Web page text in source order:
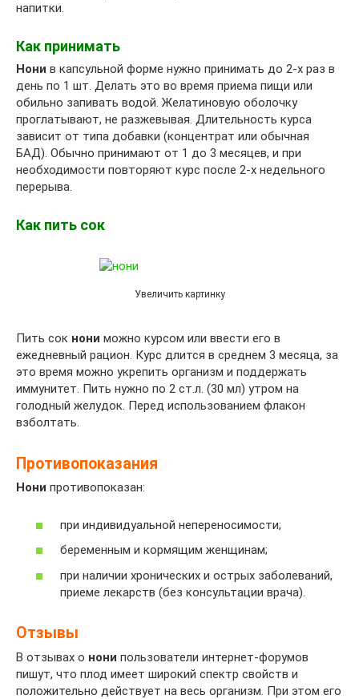
напитки.
Как принимать
Нони в капсульной форме нужно принимать до 2-х раз в
день по 1 шт. Делать это во время приема пищи или
обильно запивать водой. Желатиновую оболочку
проглатывают, не разжевывая. Длительность курса
зависит от типа добавки (концентрат или обычная
БАД). Обычно принимают от 1 до 3 месяцев, и при
необходимости повторяют курс после 2-х недельного
перерыва.
Как пить сок
Увеличить картинку
Пить сок нони можно курсом или ввести его в
ежедневный рацион. Курс длится в среднем 3 месяца, за
это время можно укрепить организм и поддержать
иммунитет. Пить нужно по 2 ст.л. (30 мл) утром на
голодный желудок. Перед использованием флакон
взболтать.
Противопоказания
Нони противопоказан:
при индивидуальной непереносимости;
беременным и кормящим женщинам;
при наличии хронических и острых заболеваний,
приеме лекарств (без консультации врача).
Отзывы
В отзывах о нони пользователи интернет-форумов
пишут, что плод имеет широкий спектр свойств и
положительно действует на весь организм. При этом его